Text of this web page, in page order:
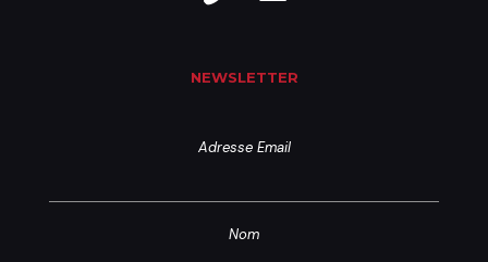
NEWSLETTER
Adresse Email
Nom